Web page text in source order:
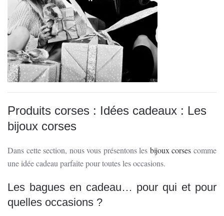
Produits corses : Idées cadeaux : Les
bijoux corses
Dans cette section, nous vous présentons les bijoux corses comme
une idée cadeau parfaite pour toutes les occasions.
Les bagues en cadeau… pour qui et pour
quelles occasions ?